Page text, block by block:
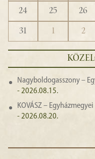
24
25 26
31
1 2
Nagyboldogasszony –
- 2026.08.15.
KOVÁSZ –
- 2026.08.20.